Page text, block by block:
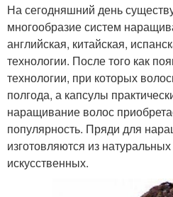
На сегодняшний день
многообразие систем
английская, китайская,
технологии. После того как
технологии, при которых
полгода, а капсулы
наращивание волос
популярность. Пряди для
изготовляются из
искусственных.